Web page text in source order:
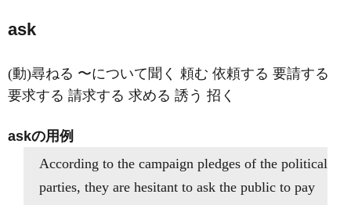
ask
(動)尋ねる 〜について聞く 頼む 依頼する 要請する
要求する 請求する 求める 誘う 招く
askの用例
According to the campaign pledges of the political
parties, they are hesitant to ask the public to pay